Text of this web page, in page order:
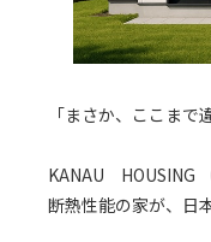
「まさか、ここまで
KANAU HOUSING
断熱性能の家が、日